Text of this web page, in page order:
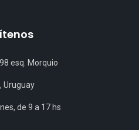
esq. Morquio
Uruguay
de 9 a 17 hs